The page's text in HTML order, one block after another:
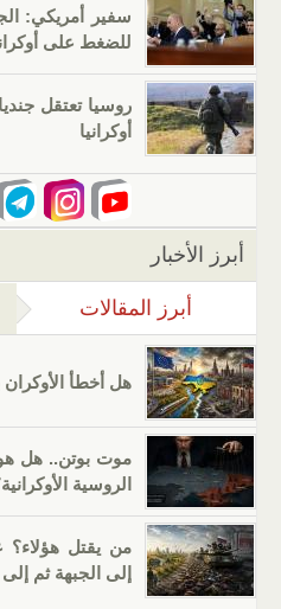
سفير أمريكي:
للضغط على
روسيا تعتقل
أوكرانيا
أبرز الأخبار
أبرز المقالات (علامة
هل أخطأ الأوكران
موت بوتن.. هل هو
الروسية
من يقتل هؤلاء؟
إلى الجبهة ثم